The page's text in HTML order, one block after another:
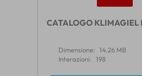
CATALOGO KLIMAGIEL
Dimensione: 14.26 MB
Interazioni: 198